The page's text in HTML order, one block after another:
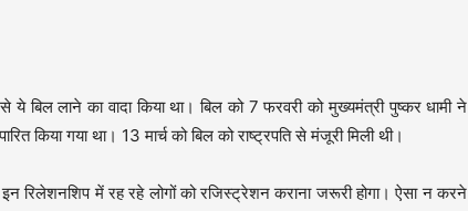
बिल लाने का वादा किया था। बिल को 7 फरवरी को मुख्यमंत्री पुष्कर धामी ने
किया गया था। 13 मार्च को बिल को राष्ट्रपति से मंजूरी मिली थी।
रिलेशनशिप में रह रहे लोगों को रजिस्ट्रेशन कराना जरूरी होगा। ऐसा न करने